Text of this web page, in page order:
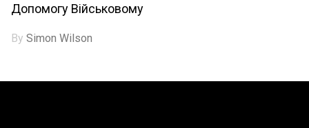
Допомогу Військовому
BySimon Wilson